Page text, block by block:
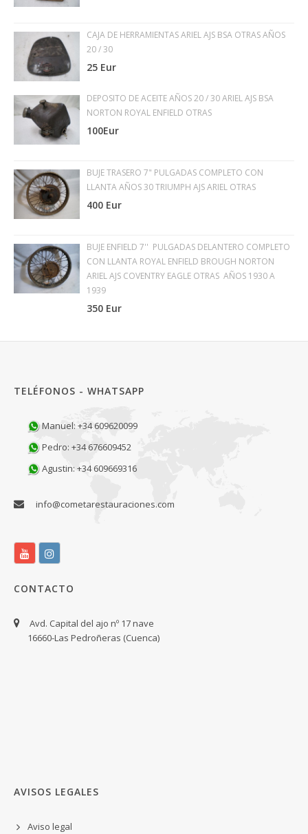
CAJA DE HERRAMIENTAS ARIEL AJS BSA OTRAS AÑOS
20 / 30
25 Eur
DEPOSITO DE ACEITE AÑOS 20 / 30 ARIEL AJS BSA
NORTON ROYAL ENFIELD OTRAS
100Eur
BUJE TRASERO 7" PULGADAS COMPLETO CON
LLANTA AÑOS 30 TRIUMPH AJS ARIEL OTRAS
400 Eur
BUJE ENFIELD 7'' PULGADAS DELANTERO COMPLETO
CON LLANTA ROYAL ENFIELD BROUGH NORTON
ARIEL AJS COVENTRY EAGLE OTRAS AÑOS 1930 A
1939
350 Eur
TELÉFONOS - WHATSAPP
Manuel: +34 609620099
Pedro: +34 676609452
Agustin: +34 609669316
info@cometarestauraciones.com
CONTACTO
Avd. Capital del ajo nº 17 nave
16660-Las Pedroñeras (Cuenca)
AVISOS LEGALES
Aviso legal